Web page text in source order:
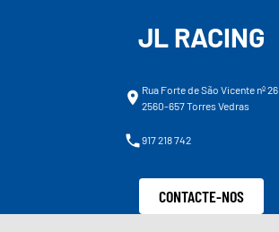
JL RACING
Rua Forte de São Vicente nº 26
2560-657 Torres Vedras
917 218 742
CONTACTE-NOS